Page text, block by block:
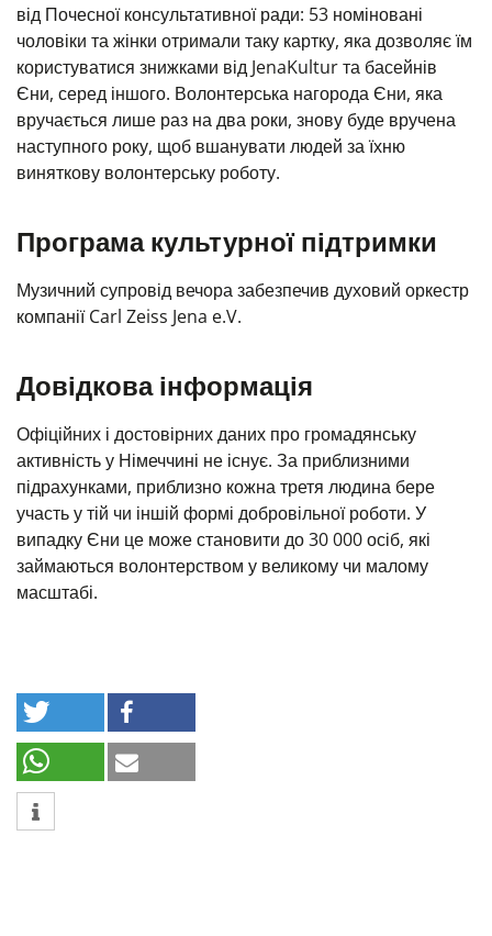
від Почесної консультативної ради: 53 номіновані
чоловіки та жінки отримали таку картку, яка дозволяє їм
користуватися знижками від JenaKultur та басейнів
Єни, серед іншого. Волонтерська нагорода Єни, яка
вручається лише раз на два роки, знову буде вручена
наступного року, щоб вшанувати людей за їхню
виняткову волонтерську роботу.
Програма культурної підтримки
Музичний супровід вечора забезпечив духовий оркестр
компанії Carl Zeiss Jena e.V.
Довідкова інформація
Офіційних і достовірних даних про громадянську
активність у Німеччині не існує. За приблизними
підрахунками, приблизно кожна третя людина бере
участь у тій чи іншій формі добровільної роботи. У
випадку Єни це може становити до 30 000 осіб, які
займаються волонтерством у великому чи малому
масштабі.